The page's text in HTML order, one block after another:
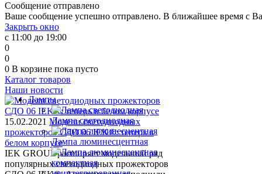
Сообщение отправлено
Ваше сообщение успешно отправлено. В ближайшее время с
Закрыть окно
с 11:00 до 19:00
0
0
0 В корзине пока пусто
Каталог товаров
Лампы
Лампа светодиодная
Лампа люминесцентная
Наши новости
15.02.2021 Модели светодиодных
прожекторов СДО 06 IEK®: теперь в
белом корпусе
IEK GROUP расширяет модельный ряд
популярных светодиодных прожекторов